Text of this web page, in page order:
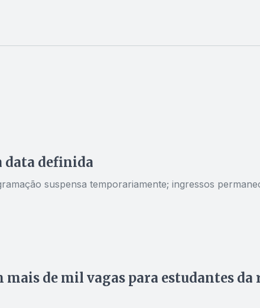
data definida
suspensa temporariamente; ingressos
de mil vagas para estudantes da